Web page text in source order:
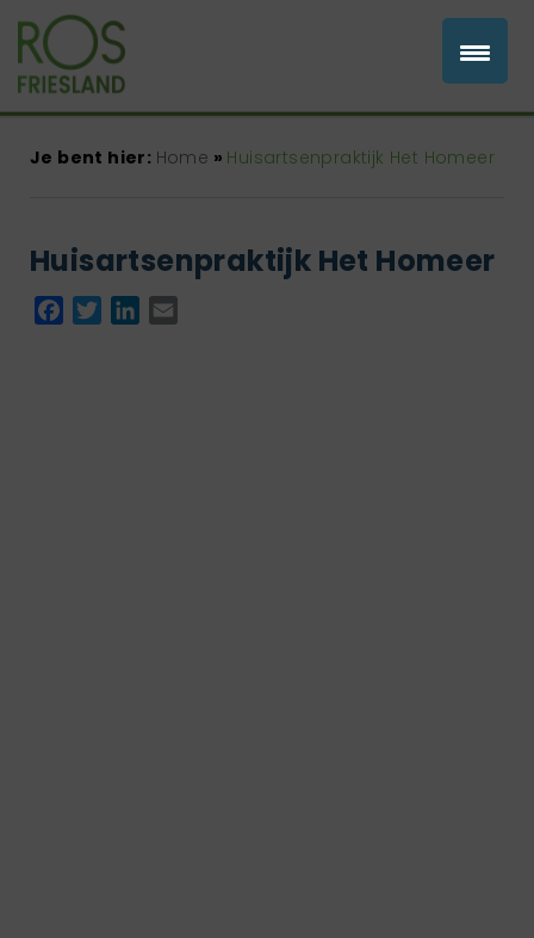
Je bent hier: Home » Huisartsenpraktijk Het Homeer
Huisartsenpraktijk Het Homeer
Facebook
TwitterLinkedIn